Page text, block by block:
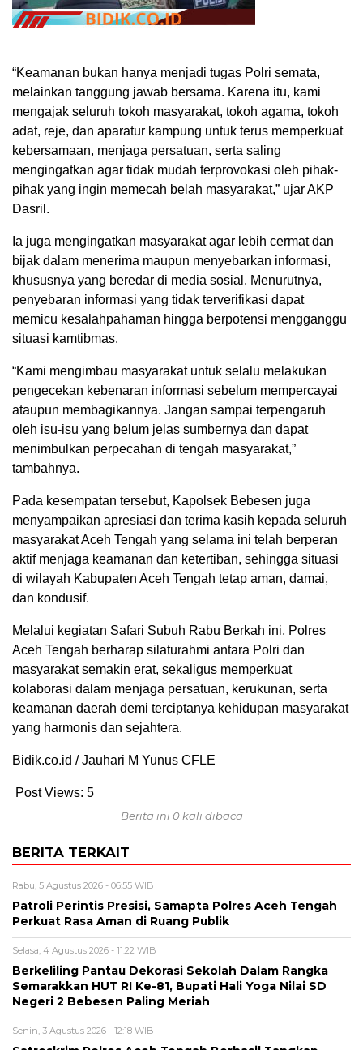
“Keamanan bukan hanya menjadi tugas Polri semata,
melainkan tanggung jawab bersama. Karena itu, kami
mengajak seluruh tokoh masyarakat, tokoh agama, tokoh
adat, reje, dan aparatur kampung untuk terus memperkuat
kebersamaan, menjaga persatuan, serta saling
mengingatkan agar tidak mudah terprovokasi oleh pihak-
pihak yang ingin memecah belah masyarakat,” ujar AKP
Dasril.
Ia juga mengingatkan masyarakat agar lebih cermat dan
bijak dalam menerima maupun menyebarkan informasi,
khususnya yang beredar di media sosial. Menurutnya,
penyebaran informasi yang tidak terverifikasi dapat
memicu kesalahpahaman hingga berpotensi mengganggu
situasi kamtibmas.
“Kami mengimbau masyarakat untuk selalu melakukan
pengecekan kebenaran informasi sebelum mempercayai
ataupun membagikannya. Jangan sampai terpengaruh
oleh isu-isu yang belum jelas sumbernya dan dapat
menimbulkan perpecahan di tengah masyarakat,”
tambahnya.
Pada kesempatan tersebut, Kapolsek Bebesen juga
menyampaikan apresiasi dan terima kasih kepada seluruh
masyarakat Aceh Tengah yang selama ini telah berperan
aktif menjaga keamanan dan ketertiban, sehingga situasi
di wilayah Kabupaten Aceh Tengah tetap aman, damai,
dan kondusif.
Melalui kegiatan Safari Subuh Rabu Berkah ini, Polres
Aceh Tengah berharap silaturahmi antara Polri dan
masyarakat semakin erat, sekaligus memperkuat
kolaborasi dalam menjaga persatuan, kerukunan, serta
keamanan daerah demi terciptanya kehidupan masyarakat
yang harmonis dan sejahtera.
Bidik.co.id / Jauhari M Yunus CFLE
Post Views: 5
Berita ini 0 kali dibaca
BERITA TERKAIT
Rabu, 5 Agustus 2026 - 06:55 WIB
Patroli Perintis Presisi, Samapta Polres Aceh Tengah
Perkuat Rasa Aman di Ruang Publik
Selasa, 4 Agustus 2026 - 11:22 WIB
Berkeliling Pantau Dekorasi Sekolah Dalam Rangka
Semarakkan HUT RI Ke-81, Bupati Hali Yoga Nilai SD
Negeri 2 Bebesen Paling Meriah
Senin, 3 Agustus 2026 - 12:18 WIB